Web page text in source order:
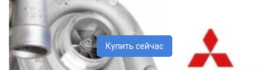
Купить сейчас